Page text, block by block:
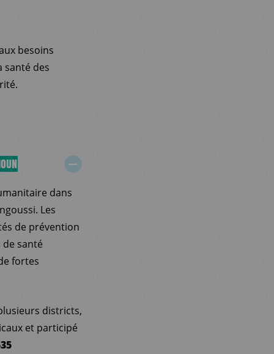
besoins
santé des
dans
Les
de prévention
de santé
fortes
districts,
et participé